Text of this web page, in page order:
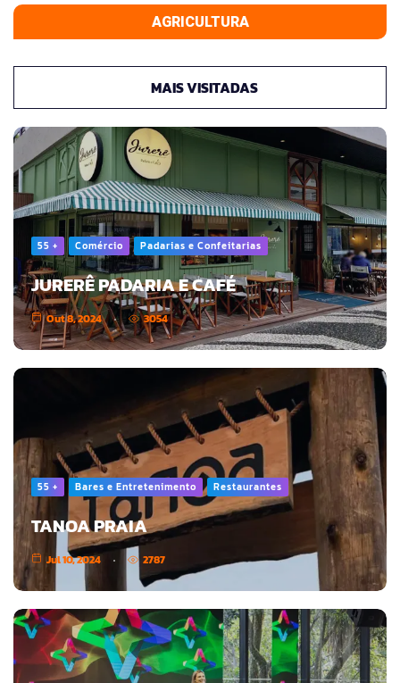
AGRICULTURA
MAIS VISITADAS
55 + Comércio Padarias e Confeitarias
JURERÊ PADARIA E CAFÉ
Out 8, 2024 3054
55 + Bares e Entretenimento Restaurantes
TANOA PRAIA
Jul 10, 2024 2787